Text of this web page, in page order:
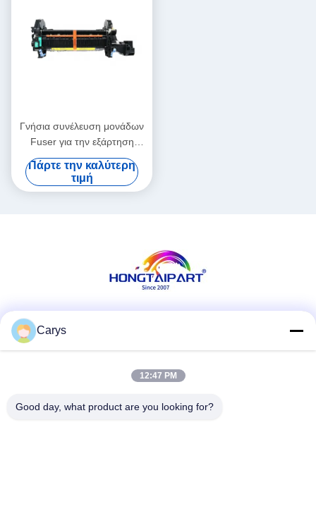
Γνήσια συνέλευση μονάδων
Fuser για την εξάρτηση
110V/220V CE246A CE247A
CC493-67911 H P
CP4025dn CP4525N M680z
Πάρτε την καλύτερη
τιμή
Carys
12:47 PM
Good day, what product are you looking for?